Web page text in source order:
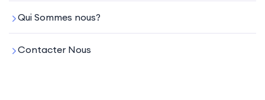
Qui Sommes nous?
Contacter Nous